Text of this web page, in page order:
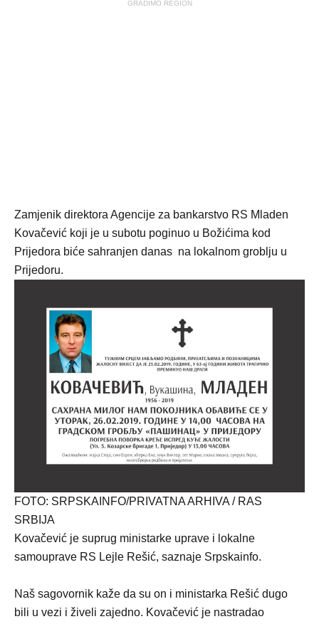
GRADIMO REGION
Zamjenik direktora Agencije za bankarstvo RS Mladen
Kovačević koji je u subotu poginuo u Božićima kod
Prijedora biće sahranjen danas na lokalnom groblju u
Prijedoru.
FOTO: SRPSKAINFO/PRIVATNA ARHIVA / RAS
SRBIJA
Kovačević je suprug ministarke uprave i lokalne
samouprave RS Lejle Rešić, saznaje Srpskainfo.
Naš sagovornik kaže da su on i ministarka Rešić dugo
bili u vezi i živeli zajedno. Kovačević je nastradao